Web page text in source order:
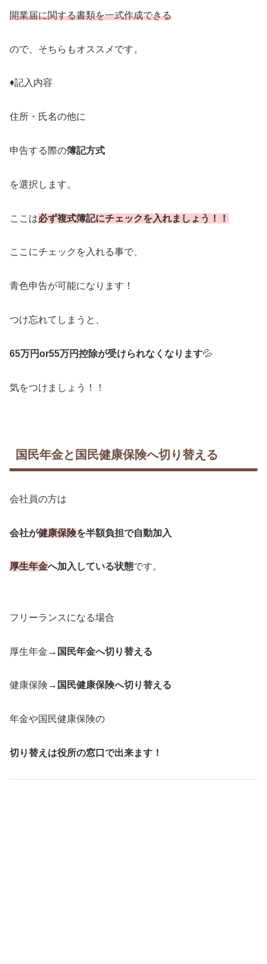
開業届に関する書類を一式作成できる
ので、そちらもオススメです。
♦︎記入内容
住所・氏名の他に
申告する際の簿記方式
を選択します。
ここは必ず複式簿記にチェックを入れましょう！！
ここにチェックを入れる事で、
青色申告が可能になります！
つけ忘れてしまうと、
65万円or55万円控除が受けられなくなります💦
気をつけましょう！！
国民年金と国民健康保険へ切り替える
会社員の方は
会社が健康保険を半額負担で自動加入
厚生年金へ加入している状態です。
フリーランスになる場合
厚生年金→ 国民年金へ切り替える
健康保険→ 国民健康保険へ切り替える
年金や国民健康保険の
切り替えは役所の窓口で出来ます！